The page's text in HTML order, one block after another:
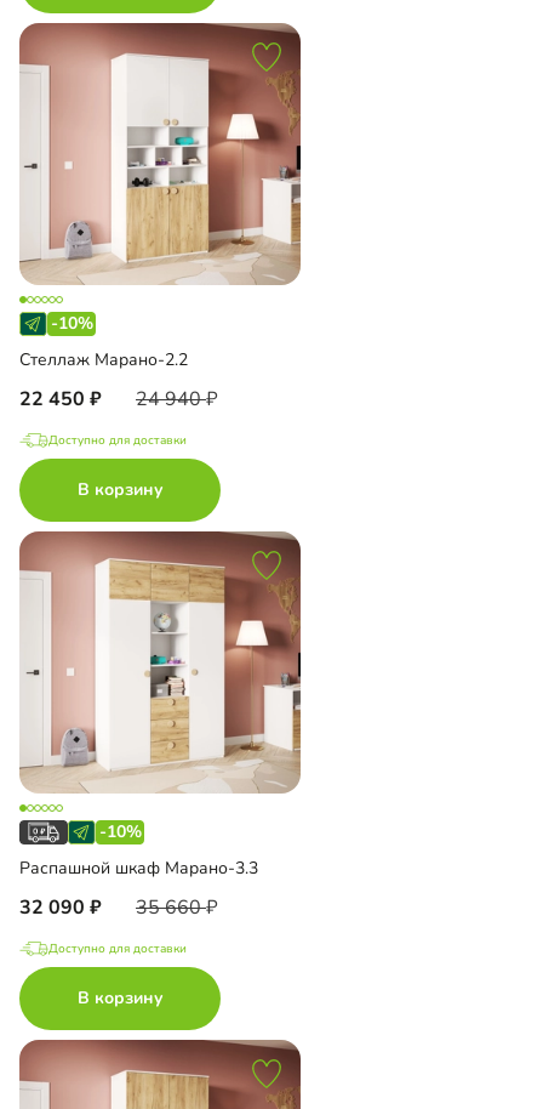
-10%
Стеллаж Марано-2.2
22 450 24 940
Доступно для доставки
В корзину
-10%
Распашной шкаф Марано-3.3
32 090 35 660
Доступно для доставки
В корзину